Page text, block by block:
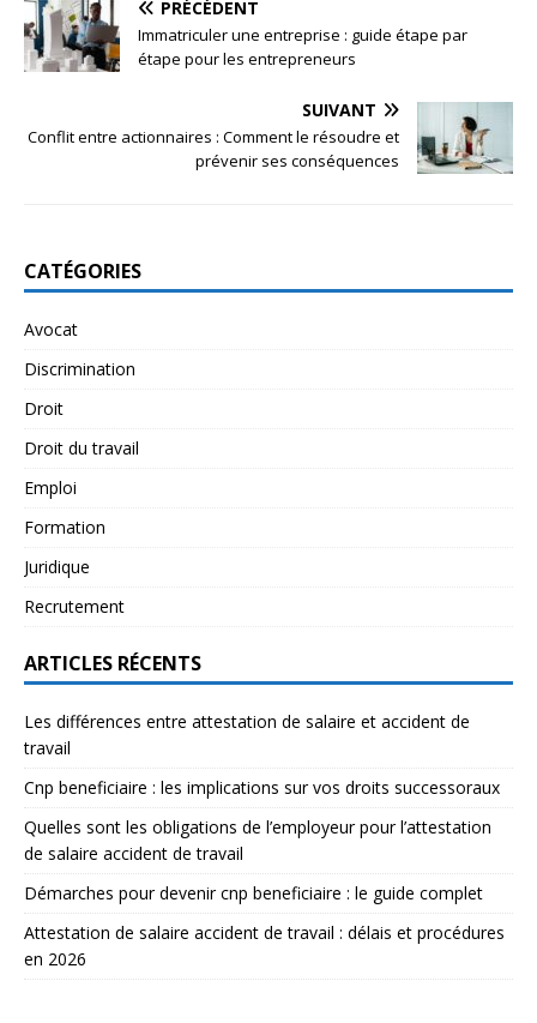
PRÉCÉDENT
Immatriculer une entreprise : guide étape par
étape pour les entrepreneurs
SUIVANT
Conflit entre actionnaires : Comment le résoudre et
prévenir ses conséquences
CATÉGORIES
Avocat
Discrimination
Droit
Droit du travail
Emploi
Formation
Juridique
Recrutement
ARTICLES RÉCENTS
Les différences entre attestation de salaire et accident de
travail
Cnp beneficiaire : les implications sur vos droits successoraux
Quelles sont les obligations de l’employeur pour l’attestation
de salaire accident de travail
Démarches pour devenir cnp beneficiaire : le guide complet
Attestation de salaire accident de travail : délais et procédures
en 2026